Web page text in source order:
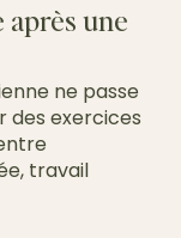
une
ne passe
des exercices
travail